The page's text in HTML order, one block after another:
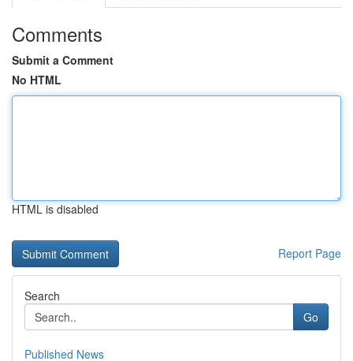
Comments
Submit a Comment
No HTML
HTML is disabled
Report Page
Search
Go
Published News